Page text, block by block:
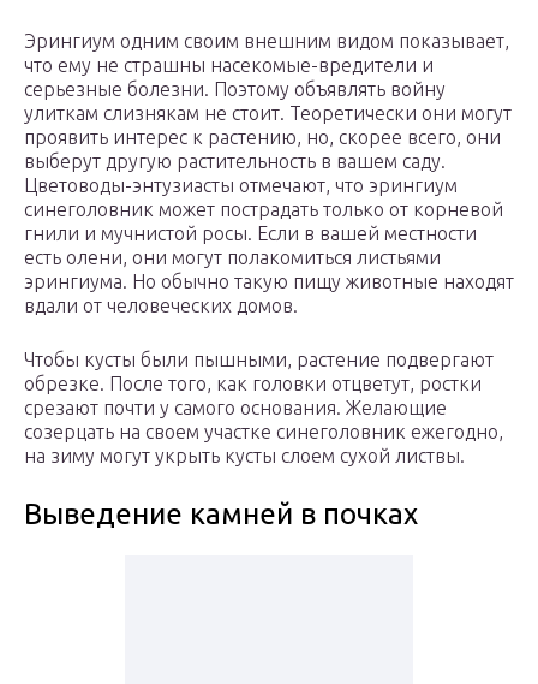
Эрингиум одним своим внешним видом показывает,
что ему не страшны насекомые-вредители и
серьезные болезни. Поэтому объявлять войну
улиткам слизнякам не стоит. Теоретически они могут
проявить интерес к растению, но, скорее всего, они
выберут другую растительность в вашем саду.
Цветоводы-энтузиасты отмечают, что эрингиум
синеголовник может пострадать только от корневой
гнили и мучнистой росы. Если в вашей местности
есть олени, они могут полакомиться листьями
эрингиума. Но обычно такую пищу животные находят
вдали от человеческих домов.
Чтобы кусты были пышными, растение подвергают
обрезке. После того, как головки отцветут, ростки
срезают почти у самого основания. Желающие
созерцать на своем участке синеголовник ежегодно,
на зиму могут укрыть кусты слоем сухой листвы.
Выведение камней в почках